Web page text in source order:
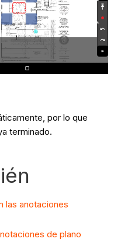
por lo que
terminado.
las anotaciones
de plano